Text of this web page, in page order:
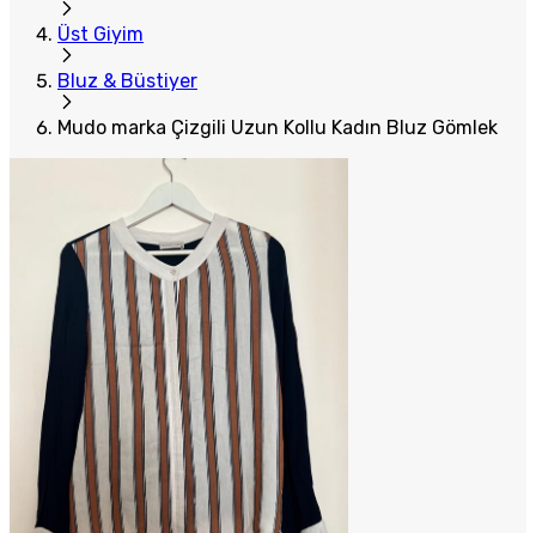
Üst Giyim
Bluz & Büstiyer
Mudo marka Çizgili Uzun Kollu Kadın Bluz Gömlek